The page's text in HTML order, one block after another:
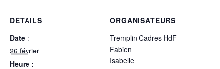
DÉTAILS
Date :
26 février
Heure :
ORGANISATEURS
Tremplin Cadres HdF
Fabien
Isabelle